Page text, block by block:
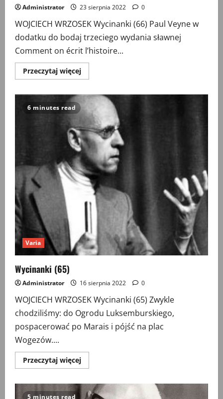
Administrator 23 sierpnia 2022 0
WOJCIECH WRZOSEK Wycinanki (66) Paul Veyne w
dodatku do bodaj trzeciego wydania sławnej
Comment on écrit l’histoire...
Przeczytaj więcejPrzeczytaj
więcej
(66)
6 minutes read
Varia
Wycinanki (65)
Administrator 16 sierpnia 2022 0
WOJCIECH WRZOSEK Wycinanki (65) Zwykle
chodziliśmy: do Ogrodu Luksemburskiego,
pospacerować po Marais i pójść na plac
Wogezów....
Przeczytaj więcejPrzeczytaj
więcej
(65)
5 minutes read